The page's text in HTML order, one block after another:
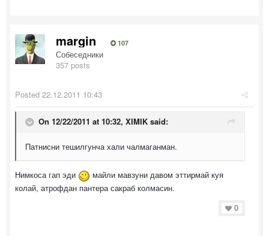
margin 107
Собеседники
357 posts
Posted 22.12.2011 10:43
On 12/22/2011 at 10:32, XIMIK said:
Патнисни тешилгунча хали чалмаганман.
Нимкоса гап эди
майли мавзуни давом эттирмай куя
колай, атрофдан пантера сакраб колмасин.
0